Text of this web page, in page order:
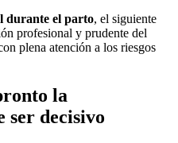
durante el parto, el siguiente
profesional y prudente del
plena atención a los riesgos
la
ser decisivo